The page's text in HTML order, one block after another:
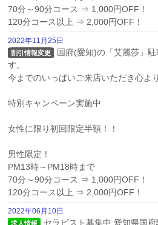
70分～90分コース ⇒ 1,000円OFF！
120分コース以上 ⇒ 2,000円OFF！
2022年11月25日
割引情報変更
国府(愛知)の「艾麗莎」
す。
今までのいっぱいご来店いただき心よ
特別キャンペーン実施中
女性に限り初回限定半額！！
男性限定！
PM13時～PM18時まで
70分～90分コース ⇒ 1,000円OFF！
120分コース以上 ⇒ 2,000円OFF！
2022年06月10日
求人情報
セラピスト募集中 愛知県国